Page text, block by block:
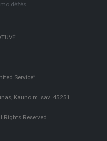
dėžės
Service”
Kauno m. sav. 45251
Rights Reserved.